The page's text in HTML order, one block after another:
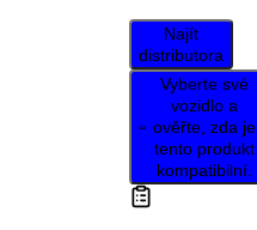
Najít
distributora
Vyberte své
vozidlo a
ověřte, zda je
tento produkt
kompatibilní.